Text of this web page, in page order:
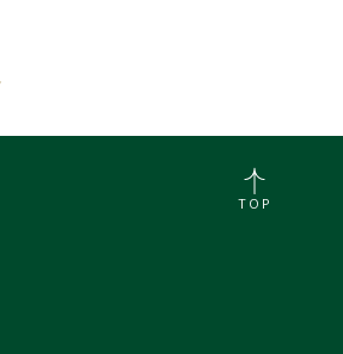
TOP